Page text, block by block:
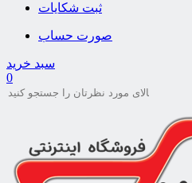
ثبت شکایات
صورت حساب
سبد خرید
0